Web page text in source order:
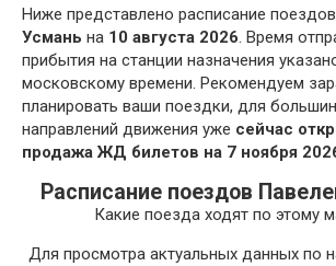
Ниже представлено расписание поездов
Усмань на 10 августа 2026. Время
прибытия на станции назначения
московскому времени. Рекомендуем
планировать ваши поездки, для
направлений движения уже сейчас
продажа ЖД билетов на 7 ноября
Расписание поездов
Какие поезда ходят по этому
Для просмотра актуальных данных по